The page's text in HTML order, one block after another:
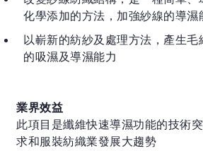
化學添加的方法，加強紗線的導濕
以嶄新的紡紗及處理方法，產生
的吸濕及導濕能力
業界效益
此項目是纖維快速導濕功能的技術
求和服裝紡織業發展大趨勢